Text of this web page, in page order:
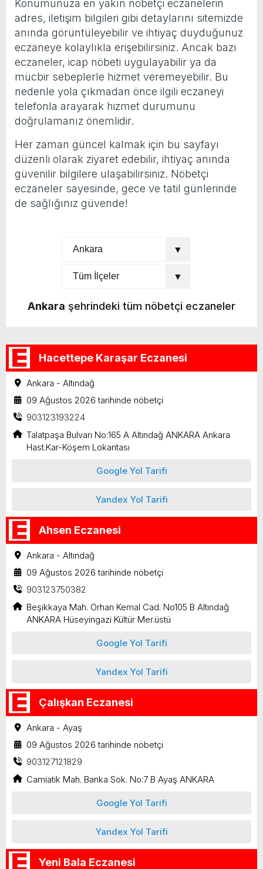
Konumunuza en yakın nöbetçi eczanelerin
adres, iletişim bilgileri gibi detaylarını sitemizde
anında görüntüleyebilir ve ihtiyaç duyduğunuz
eczaneye kolaylıkla erişebilirsiniz. Ancak bazı
eczaneler, icap nöbeti uygulayabilir ya da
mücbir sebeplerle hizmet veremeyebilir. Bu
nedenle yola çıkmadan önce ilgili eczaneyi
telefonla arayarak hizmet durumunu
doğrulamanız önemlidir.
Her zaman güncel kalmak için bu sayfayı
düzenli olarak ziyaret edebilir, ihtiyaç anında
güvenilir bilgilere ulaşabilirsiniz. Nöbetçi
eczaneler sayesinde, gece ve tatil günlerinde
de sağlığınız güvende!
Ankara şehrindeki tüm nöbetçi eczaneler
Hacettepe Karaşar Eczanesi
Ankara - Altındağ
09 Ağustos 2026 tarihinde nöbetçi
903123193224
Talatpaşa Bulvarı No:165 A Altındağ ANKARA Ankara
Hast.Kar-Köşem Lokantası
Google Yol Tarifi
Yandex Yol Tarifi
Ahsen Eczanesi
Ankara - Altındağ
09 Ağustos 2026 tarihinde nöbetçi
903123750382
Beşikkaya Mah. Orhan Kemal Cad. No105 B Altındağ
ANKARA Hüseyingazi Kültür Mer.üstü
Google Yol Tarifi
Yandex Yol Tarifi
Çalışkan Eczanesi
Ankara - Ayaş
09 Ağustos 2026 tarihinde nöbetçi
903127121829
Camiatik Mah. Banka Sok. No:7 B Ayaş ANKARA
Google Yol Tarifi
Yandex Yol Tarifi
Yeni Bala Eczanesi